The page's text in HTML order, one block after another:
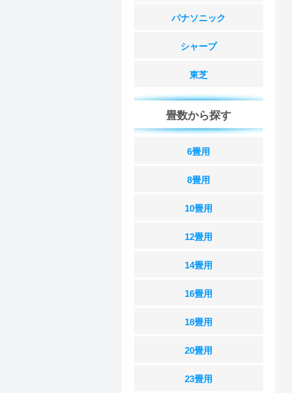
パナソニック
シャープ
東芝
畳数から探す
6畳用
8畳用
10畳用
12畳用
14畳用
16畳用
18畳用
20畳用
23畳用